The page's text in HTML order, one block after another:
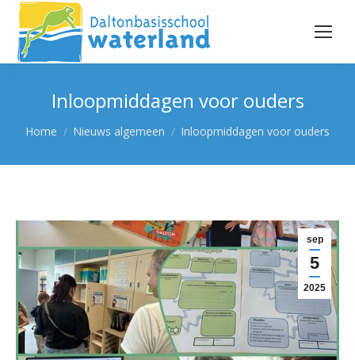
Inloopmiddagen voor ouders
Je bent hier:
Home Nieuws algemeen Inloopmiddagen voor ouders
sep
5
2025